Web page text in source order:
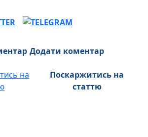
Додати коментар
Поскаржитись на
статтю